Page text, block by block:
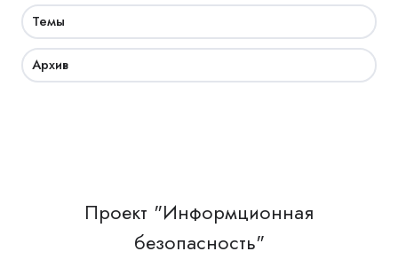
Темы
Архив
Проект "Информционная
безопасность"